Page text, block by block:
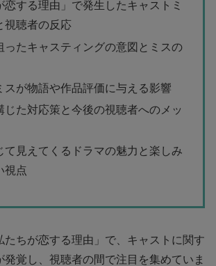
恋する理由」で発生したキャストミ
視聴者の反応
ったキャスティングの意図とミスの
スが物語や作品評価に与える影響
じた対応策と今後の視聴者へのメッ
て見えてくるドラマの魅力と楽しみ
視点
たちが恋する理由」で、キャストに関す
発覚し、視聴者の間で注目を集めていま